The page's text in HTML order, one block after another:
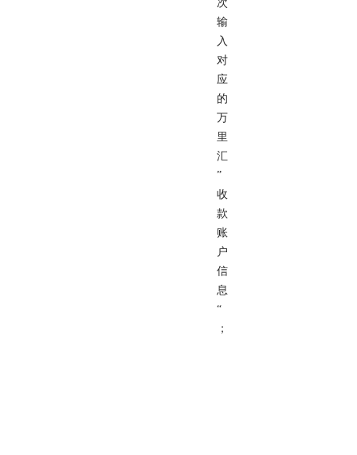
次
输
入
对
应
的
万
里
汇
”
收
款
账
户
信
息
“
；